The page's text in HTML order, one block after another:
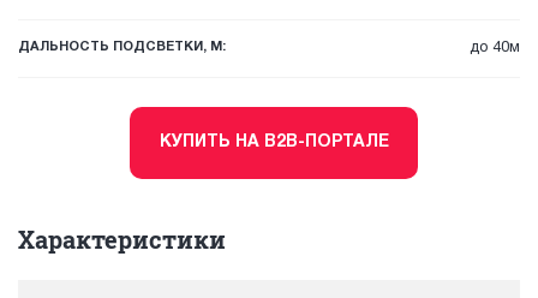
ДАЛЬНОСТЬ ПОДСВЕТКИ, М: до 40м
КУПИТЬ НА B2B-ПОРТАЛЕ
Характеристики